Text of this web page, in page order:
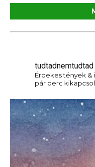
tudtadnemtudtad
Érdekes tények &
pár perc